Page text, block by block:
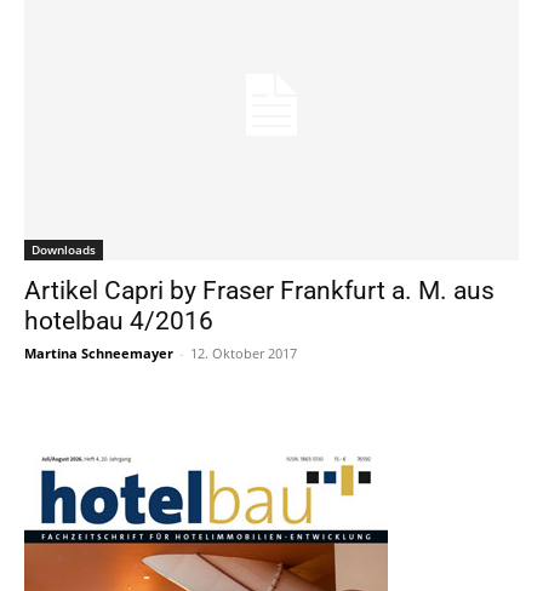
Downloads
Artikel Capri by Fraser Frankfurt a. M. aus
hotelbau 4/2016
Martina Schneemayer - 12. Oktober 2017